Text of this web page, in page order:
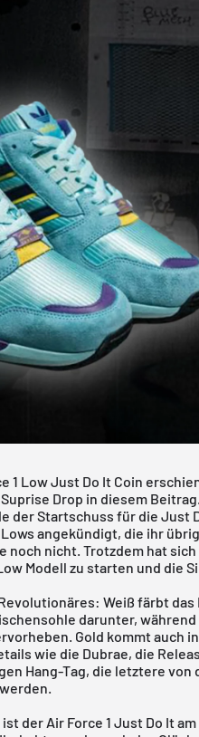
1 Low Just Do It Coin
Drop in diesem Beitrag.
der Startschuss für die Just
angekündigt, die ihr
nicht. Trotzdem hat sich
Modell zu starten und die
Weiß färbt das
darunter,
Gold kommt auch
wie die Dubrae, die
Hang-Tag, die letztere von
der Air Force 1 Just Do It